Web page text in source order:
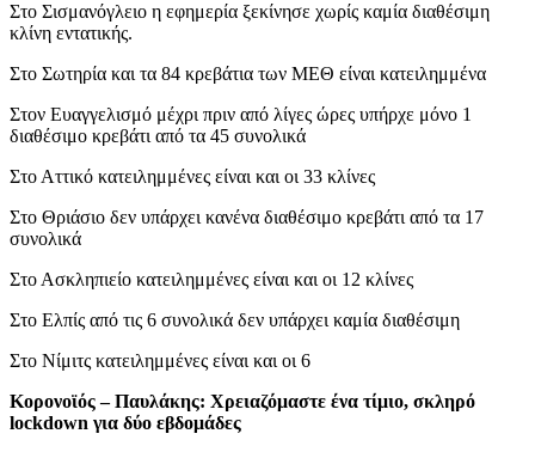
Στο Σισμανόγλειο η εφημερία ξεκίνησε χωρίς καμία διαθέσιμη
κλίνη εντατικής.
Στο Σωτηρία και τα 84 κρεβάτια των ΜΕΘ είναι κατειλημμένα
Στον Ευαγγελισμό μέχρι πριν από λίγες ώρες υπήρχε μόνο 1
διαθέσιμο κρεβάτι από τα 45 συνολικά
Στο Αττικό κατειλημμένες είναι και οι 33 κλίνες
Στο Θριάσιο δεν υπάρχει κανένα διαθέσιμο κρεβάτι από τα 17
συνολικά
Στο Ασκληπιείο κατειλημμένες είναι και οι 12 κλίνες
Στο Ελπίς από τις 6 συνολικά δεν υπάρχει καμία διαθέσιμη
Στο Νίμιτς κατειλημμένες είναι και οι 6
Κορονοϊός – Παυλάκης: Χρειαζόμαστε ένα τίμιο, σκληρό
lockdown για δύο εβδομάδες